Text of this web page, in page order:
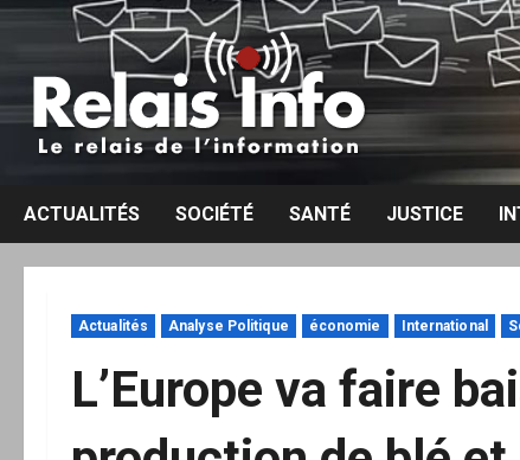
Aller
contenu
ACTUALITÉS SOCIÉTÉ SANTÉ JUSTICE
Actualités Analyse Politique économie International
L’Europe va faire